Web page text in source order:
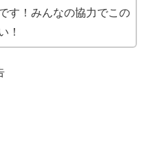
す！みんなの協力でこの
！